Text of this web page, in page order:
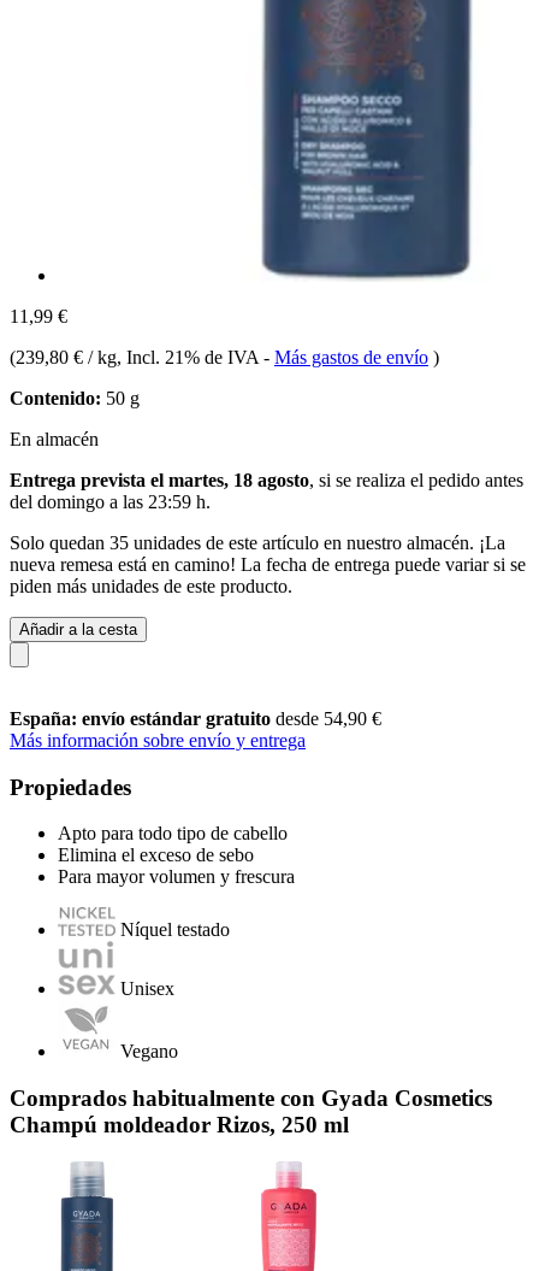
11,99 €
(239,80 € / kg, Incl. 21% de IVA - Más gastos de envío )
Contenido: 50 g
En almacén
Entrega prevista el martes, 18 agosto, si se realiza el pedido antes
del domingo a las 23:59 h.
Solo quedan 35 unidades de este artículo en nuestro almacén. ¡La
nueva remesa está en camino! La fecha de entrega puede variar si se
piden más unidades de este producto.
Añadir a la cesta
España: envío estándar gratuito desde 54,90 €
Más información sobre envío y entrega
Propiedades
Apto para todo tipo de cabello
Elimina el exceso de sebo
Para mayor volumen y frescura
Níquel testado
Unisex
Vegano
Comprados habitualmente con Gyada Cosmetics
Champú moldeador Rizos, 250 ml